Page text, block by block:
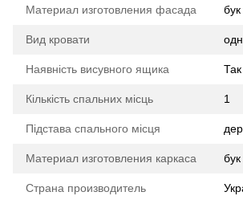
Материал изготовления фасада бук
Вид кровати
Наявність висувного ящика Так
Кількість спальних місць 1
Підстава спального місця
Материал изготовления каркаса бук
Страна производитель